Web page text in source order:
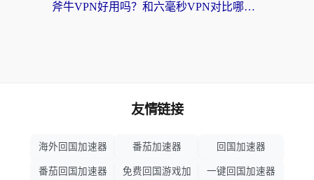
斧牛VPN好用吗？和六毫秒VPN对比哪个回国效果更好？海外党亲测实用指南
友情链接
海外回国加速器 番茄加速器 回国加速器
番茄回国加速器
免费回国游戏加
一键回国加速器